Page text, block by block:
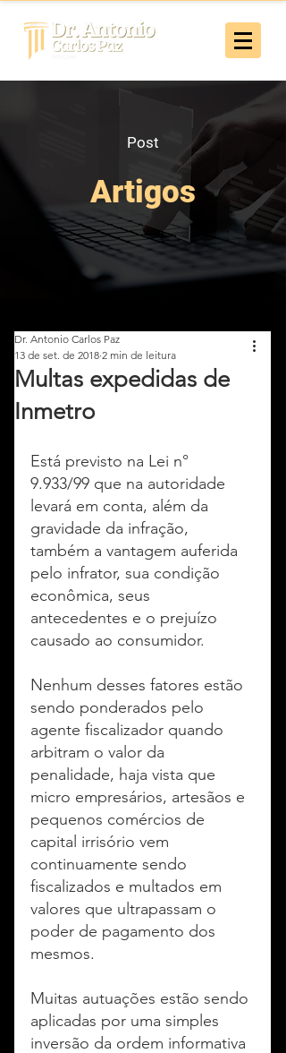
Post
Artigos
Multas expedidas de
Inmetro
Dr. Antonio Carlos Paz
13 de set. de 2018 2 min de leitura
Está previsto na Lei n°
9.933/99 que na autoridade
levará em conta, além da
gravidade da infração,
também a vantagem auferida
pelo infrator, sua condição
econômica, seus
antecedentes e o prejuízo
causado ao consumidor.
Nenhum desses fatores estão
sendo ponderados pelo
agente fiscalizador quando
arbitram o valor da
penalidade, haja vista que
micro empresários, artesãos e
pequenos comércios de
capital irrisório vem
continuamente sendo
fiscalizados e multados em
valores que ultrapassam o
poder de pagamento dos
mesmos.
Muitas autuações estão sendo
aplicadas por uma simples
inversão da ordem informativa